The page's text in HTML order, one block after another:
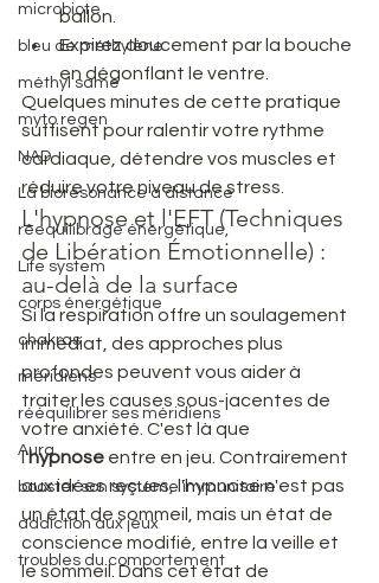
microbiote
bleu de méthylène
méthyl same
myto regen
NAD
La biorésonance à distance
réequilibrage énergétique,
Life system
corps énergétique
chakras
méridiens
rééquilibrer ses méridiens
Aura
booster son système immunitaire
addiction aux jeux
troubles du comportement
ballon.
Expirez doucement par la bouche
en dégonflant le ventre.
Quelques minutes de cette pratique
suffisent pour ralentir votre rythme
cardiaque, détendre vos muscles et
réduire votre niveau de stress.
L'hypnose et l'EFT (Techniques
de Libération Émotionnelle) :
au-delà de la surface
Si la respiration offre un soulagement
immédiat, des approches plus
profondes peuvent vous aider à
traiter les causes sous-jacentes de
votre anxiété. C'est là que
l'hypnose entre en jeu. Contrairement
aux idées reçues, l'hypnose n'est pas
un état de sommeil, mais un état de
conscience modifié, entre la veille et
le sommeil. Dans cet état de